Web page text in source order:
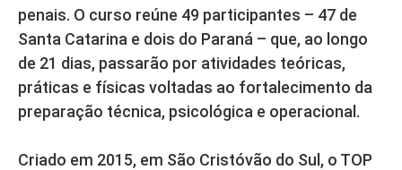
penais. O curso reúne 49 participantes – 47 de
Santa Catarina e dois do Paraná – que, ao longo
de 21 dias, passarão por atividades teóricas,
práticas e físicas voltadas ao fortalecimento da
preparação técnica, psicológica e operacional.
Criado em 2015, em São Cristóvão do Sul, o TOP